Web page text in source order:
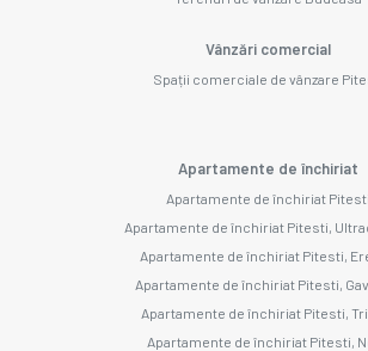
Vânzări comercial
Spații comerciale de vânzare
Apartamente de închiriat
Apartamente de închiriat Pitesti
Apartamente de închiriat Pitesti,
Apartamente de închiriat Pitesti,
Apartamente de închiriat Pitesti,
Apartamente de închiriat Pitesti,
Apartamente de închiriat Pitesti,